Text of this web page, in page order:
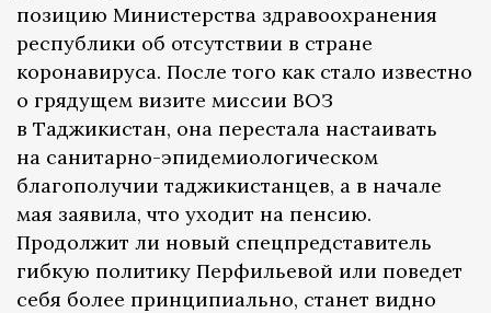
позицию Министерства здравоохранения
республики об отсутствии в стране
коронавируса. После того как стало известно
о грядущем визите миссии ВОЗ
в Таджикистан, она перестала настаивать
на санитарно-эпидемиологическом
благополучии таджикистанцев, а в начале
мая заявила, что уходит на пенсию.
Продолжит ли новый спецпредставитель
гибкую политику Перфильевой или поведет
себя более принципиально, станет видно